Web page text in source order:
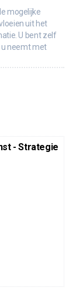
mogelijke
uit het
U bent zelf
u neemt met
- Strategie